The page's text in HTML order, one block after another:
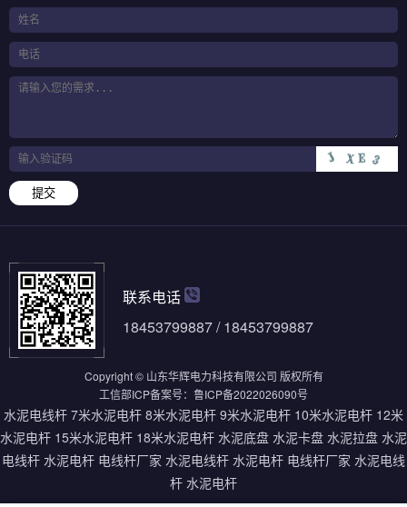
提交
联系电话
18453799887 / 18453799887
Copyright © 山东华辉电力科技有限公司 版权所有
工信部ICP备案号： 鲁ICP备2022026090号
水泥电线杆 7米水泥电杆 8米水泥电杆 9米水泥电杆 10米水泥电杆 12米
水泥电杆 15米水泥电杆 18米水泥电杆 水泥底盘 水泥卡盘 水泥拉盘 水泥
电线杆 水泥电杆 电线杆厂家 水泥电线杆 水泥电杆 电线杆厂家 水泥电线
杆 水泥电杆